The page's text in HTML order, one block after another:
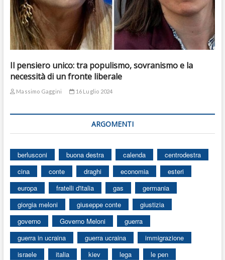
Il pensiero unico: tra populismo, sovranismo e la
necessità di un fronte liberale
Massimo Gaggini 16 Luglio 2024
ARGOMENTI
berlusconi buona destra calenda
centrodestra
cina
conte draghi economia
esteri
europa
fratelli d'italia gas
germania
giorgia meloni
giuseppe conte
giustizia
governo
Governo Meloni
guerra
guerra in ucraina
guerra ucraina
immigrazione
israele
italia kiev lega
le pen